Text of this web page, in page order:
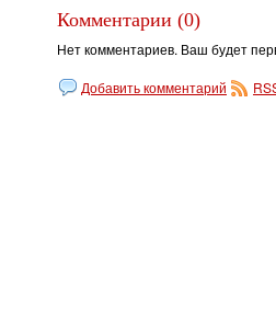
Комментарии (0)
Нет комментариев. Ваш будет
Добавить комментарий